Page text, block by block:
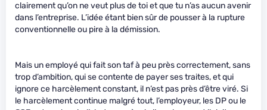
clairement qu’on ne veut plus de toi et que tu n’as aucun avenir
dans l’entreprise. L’idée étant bien sûr de pousser à la rupture
conventionnelle ou pire à la démission.
Mais un employé qui fait son taf à peu près correctement, sans
trop d’ambition, qui se contente de payer ses traites, et qui
ignore ce harcèlement constant, il n’est pas près d’être viré. Si
le harcèlement continue malgré tout, l’employeur, les DP ou le